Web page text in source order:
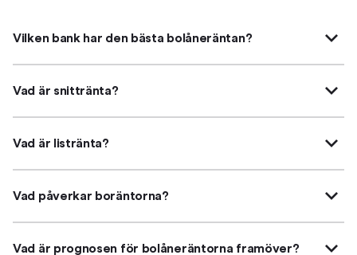
Vilken bank har den bästa bolåneräntan?
Vad är snittränta?
Vad är listränta?
Vad påverkar boräntorna?
Vad är prognosen för bolåneräntorna framöver?